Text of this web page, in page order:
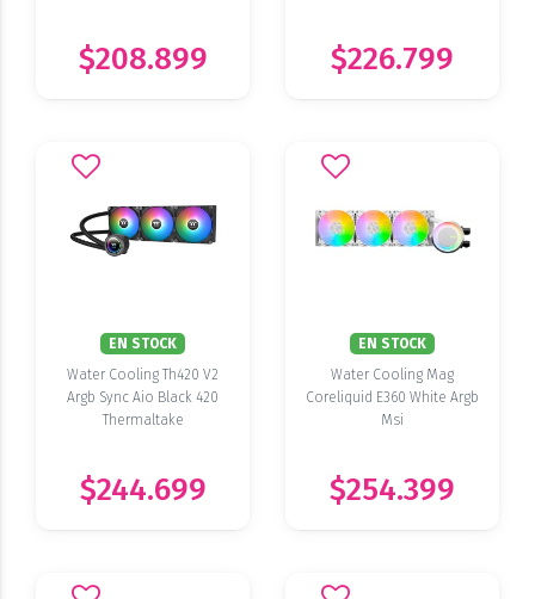
$208.899 $226.799
EN STOCK
Water Cooling Th420 V2
Argb Sync Aio Black 420
Thermaltake
$244.699
EN STOCK
Water Cooling Mag
Coreliquid E360 White Argb
Msi
$254.399